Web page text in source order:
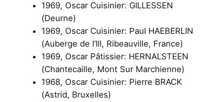
1969, Oscar Cuisinier: GILLESSEN
(Deurne)
1969, Oscar Cuisinier: Paul HAEBERLIN
(Auberge de l’Ill, Ribeauville, France)
1969, Oscar Pâtissier: HERNALSTEEN
(Chantecaille, Mont Sur Marchienne)
1968, Oscar Cuisinier: Pierre BRACK
(Astrid, Bruxelles)